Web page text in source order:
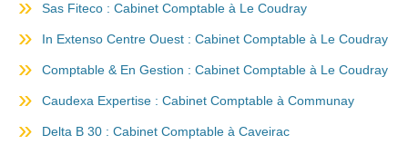
Sas Fiteco : Cabinet Comptable à Le Coudray
In Extenso Centre Ouest : Cabinet Comptable à Le Coudray
Comptable & En Gestion : Cabinet Comptable à Le Coudray
Caudexa Expertise : Cabinet Comptable à Communay
Delta B 30 : Cabinet Comptable à Caveirac